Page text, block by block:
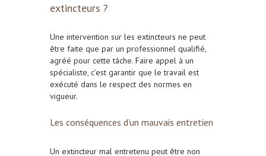
extincteurs ?
Une intervention sur les extincteurs ne peut
être faite que par un professionnel qualifié,
agréé pour cette tâche. Faire appel à un
spécialiste, c’est garantir que le travail est
exécuté dans le respect des normes en
vigueur.
Les conséquences d’un mauvais entretien
Un extincteur mal entretenu peut être non